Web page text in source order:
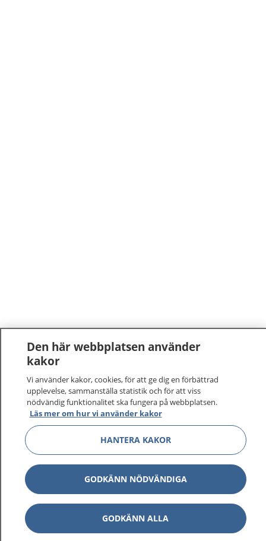
Den här webbplatsen använder
kakor
Vi använder kakor, cookies, för att ge dig en förbättrad
upplevelse, sammanställa statistik och för att viss
nödvändig funktionalitet ska fungera på webbplatsen.
Läs mer om hur vi använder kakor
HANTERA KAKOR
GODKÄNN NÖDVÄNDIGA
GODKÄNN ALLA